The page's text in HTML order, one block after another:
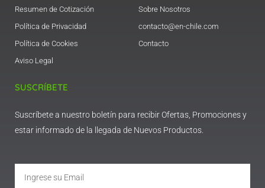
Resumen de Cotización
Política de Privacidad
Política de Cookies
Aviso Legal
Sobre Nosotros
contacto@en-chile.com
Contacto
SUSCRÍBETE
Suscríbete a nuestro boletín para recibir Ofertas, Promociones y
estar informado de la llegada de Nuevos Productos.